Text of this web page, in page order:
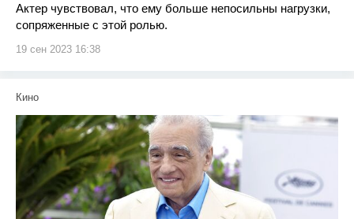
Актер чувствовал, что ему больше непосильны нагрузки,
сопряженные с этой ролью.
19 сен 2023 16:38
Кино